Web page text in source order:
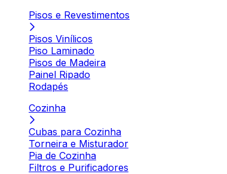
Pisos e Revestimentos
Pisos Vinílicos
Piso Laminado
Pisos de Madeira
Painel Ripado
Rodapés
Cozinha
Cubas para Cozinha
Torneira e Misturador
Pia de Cozinha
Filtros e Purificadores